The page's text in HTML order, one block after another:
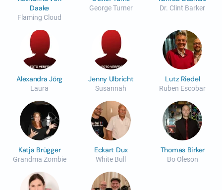
Daake
Flaming Cloud
George Turner Dr. Clint Barker
Alexandra Jörg
Laura
Jenny Ulbricht
Susannah
Lutz Riedel
Ruben Escobar
Katja Brügger
Grandma Zombie
Eckart Dux
White Bull
Thomas Birker
Bo Oleson